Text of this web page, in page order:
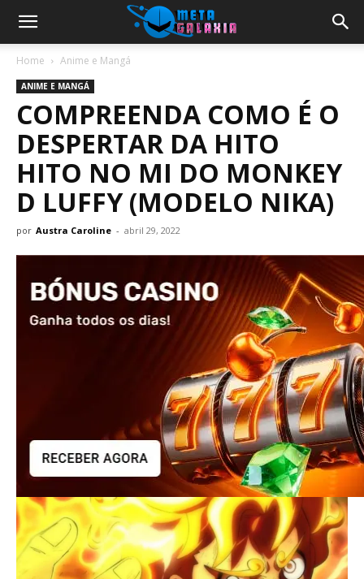
Home Anime e Mangá
ANIME E MANGÁ
COMPREENDA COMO É O
DESPERTAR DA HITO
HITO NO MI DO MONKEY
D LUFFY (MODELO NIKA)
por Austra Caroline - abril 29, 2022